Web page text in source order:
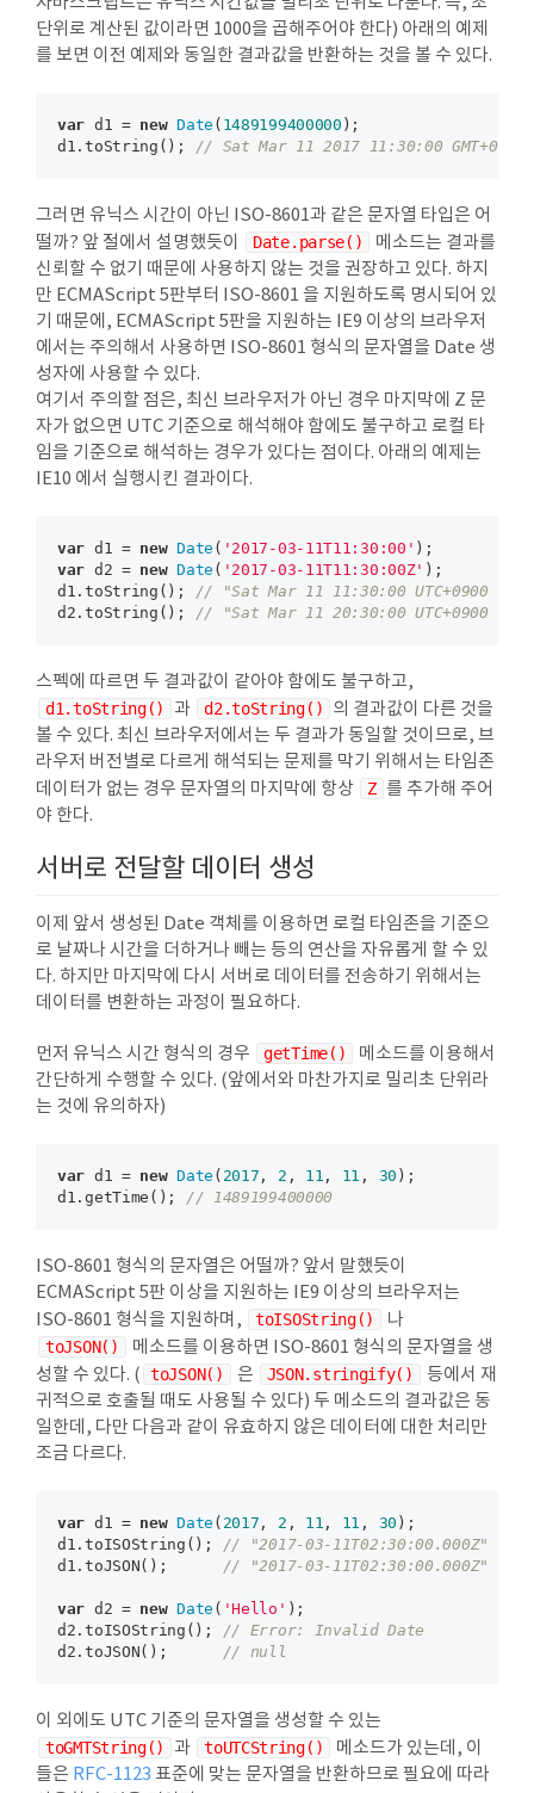
단위로 계산된 값이라면 1000을 곱해주어야 한다) 아래의 예제
를 보면 이전 예제와 동일한 결과값을 반환하는 것을 볼 수 있다.
var d1 = new Date ( 1489199400000 );
d1.toString(); // Sat Mar 11 2017 11:30:00 GMT+0900
그러면 유닉스 시간이 아닌 ISO-8601과 같은 문자열 타입은 어
떨까? 앞 절에서 설명했듯이
Date.parse()
메소드는 결과를
신뢰할 수 없기 때문에 사용하지 않는 것을 권장하고 있다. 하지
만 ECMAScript 5판부터 ISO-8601 을 지원하도록 명시되어 있
기 때문에, ECMAScript 5판을 지원하는 IE9 이상의 브라우저
에서는 주의해서 사용하면 ISO-8601 형식의 문자열을 Date 생
성자에 사용할 수 있다.
여기서 주의할 점은, 최신 브라우저가 아닌 경우 마지막에 Z 문
자가 없으면 UTC 기준으로 해석해야 함에도 불구하고 로컬 타
임을 기준으로 해석하는 경우가 있다는 점이다. 아래의 예제는
IE10 에서 실행시킨 결과이다.
var d1 = new Date ( '2017-03-11T11:30:00'
var d2 = new Date ( '2017-03-11T11:30:00Z' );
d1.toString(); // "Sat Mar 11 11:30:00 UTC+0900
d2.toString(); // "Sat Mar 11 20:30:00 UTC+0900
스펙에 따르면 두 결과값이 같아야 함에도 불구하고,
d1.toString() 과 d2.toString()
의 결과값이 다른 것을
볼 수 있다. 최신 브라우저에서는 두 결과가 동일할 것이므로, 브
라우저 버전별로 다르게 해석되는 문제를 막기 위해서는 타임존
데이터가 없는 경우 문자열의 마지막에 항상
Z 를 추가해 주어
야 한다.
서버로 전달할 데이터 생성
이제 앞서 생성된 Date 객체를 이용하면 로컬 타임존을 기준으
로 날짜나 시간을 더하거나 빼는 등의 연산을 자유롭게 할 수 있
다. 하지만 마지막에 다시 서버로 데이터를 전송하기 위해서는
데이터를 변환하는 과정이 필요하다.
먼저 유닉스 시간 형식의 경우 getTime()
메소드를 이용해서
간단하게 수행할 수 있다. (앞에서와 마찬가지로 밀리초 단위라
는 것에 유의하자)
var d1 = new Date ( 2017 , 2 , 11 , 11 , 30 );
d1.getTime(); // 1489199400000
ISO-8601 형식의 문자열은 어떨까? 앞서 말했듯이
ECMAScript 5판 이상을 지원하는 IE9 이상의 브라우저는
ISO-8601 형식을 지원하며,
toISOString() 나
toJSON()
메소드를 이용하면 ISO-8601 형식의 문자열을 생
성할 수 있다. ( toJSON() 은 JSON.stringify()
등에서 재
귀적으로 호출될 때도 사용될 수 있다) 두 메소드의 결과값은 동
일한데, 다만 다음과 같이 유효하지 않은 데이터에 대한 처리만
조금 다르다.
var d1 = new Date ( 2017 , 2 , 11 , 11 , 30 );
d1.toISOString(); // "2017-03-11T02:30:00.000Z"
d1.toJSON(); // "2017-03-11T02:30:00.000Z"
var d2 = new Date ( 'Hello' );
d2.toISOString(); // Error: Invalid Date
d2.toJSON(); // null
이 외에도 UTC 기준의 문자열을 생성할 수 있는
toGMTString() 과 toUTCString()
메소드가 있는데, 이
들은 RFC-1123 표준에 맞는 문자열을 반환하므로 필요에 따라